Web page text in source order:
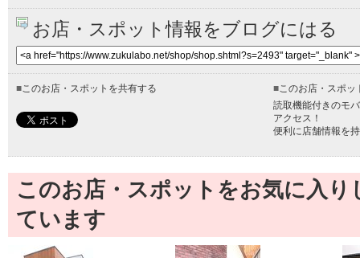
お店・スポット情報をブログにはる
■このお店・スポットを共有する ■このお店・スポッ
読取機能付きのモ
アクセス！
便利に店舗情報を
このお店・スポットをお気に入
ています